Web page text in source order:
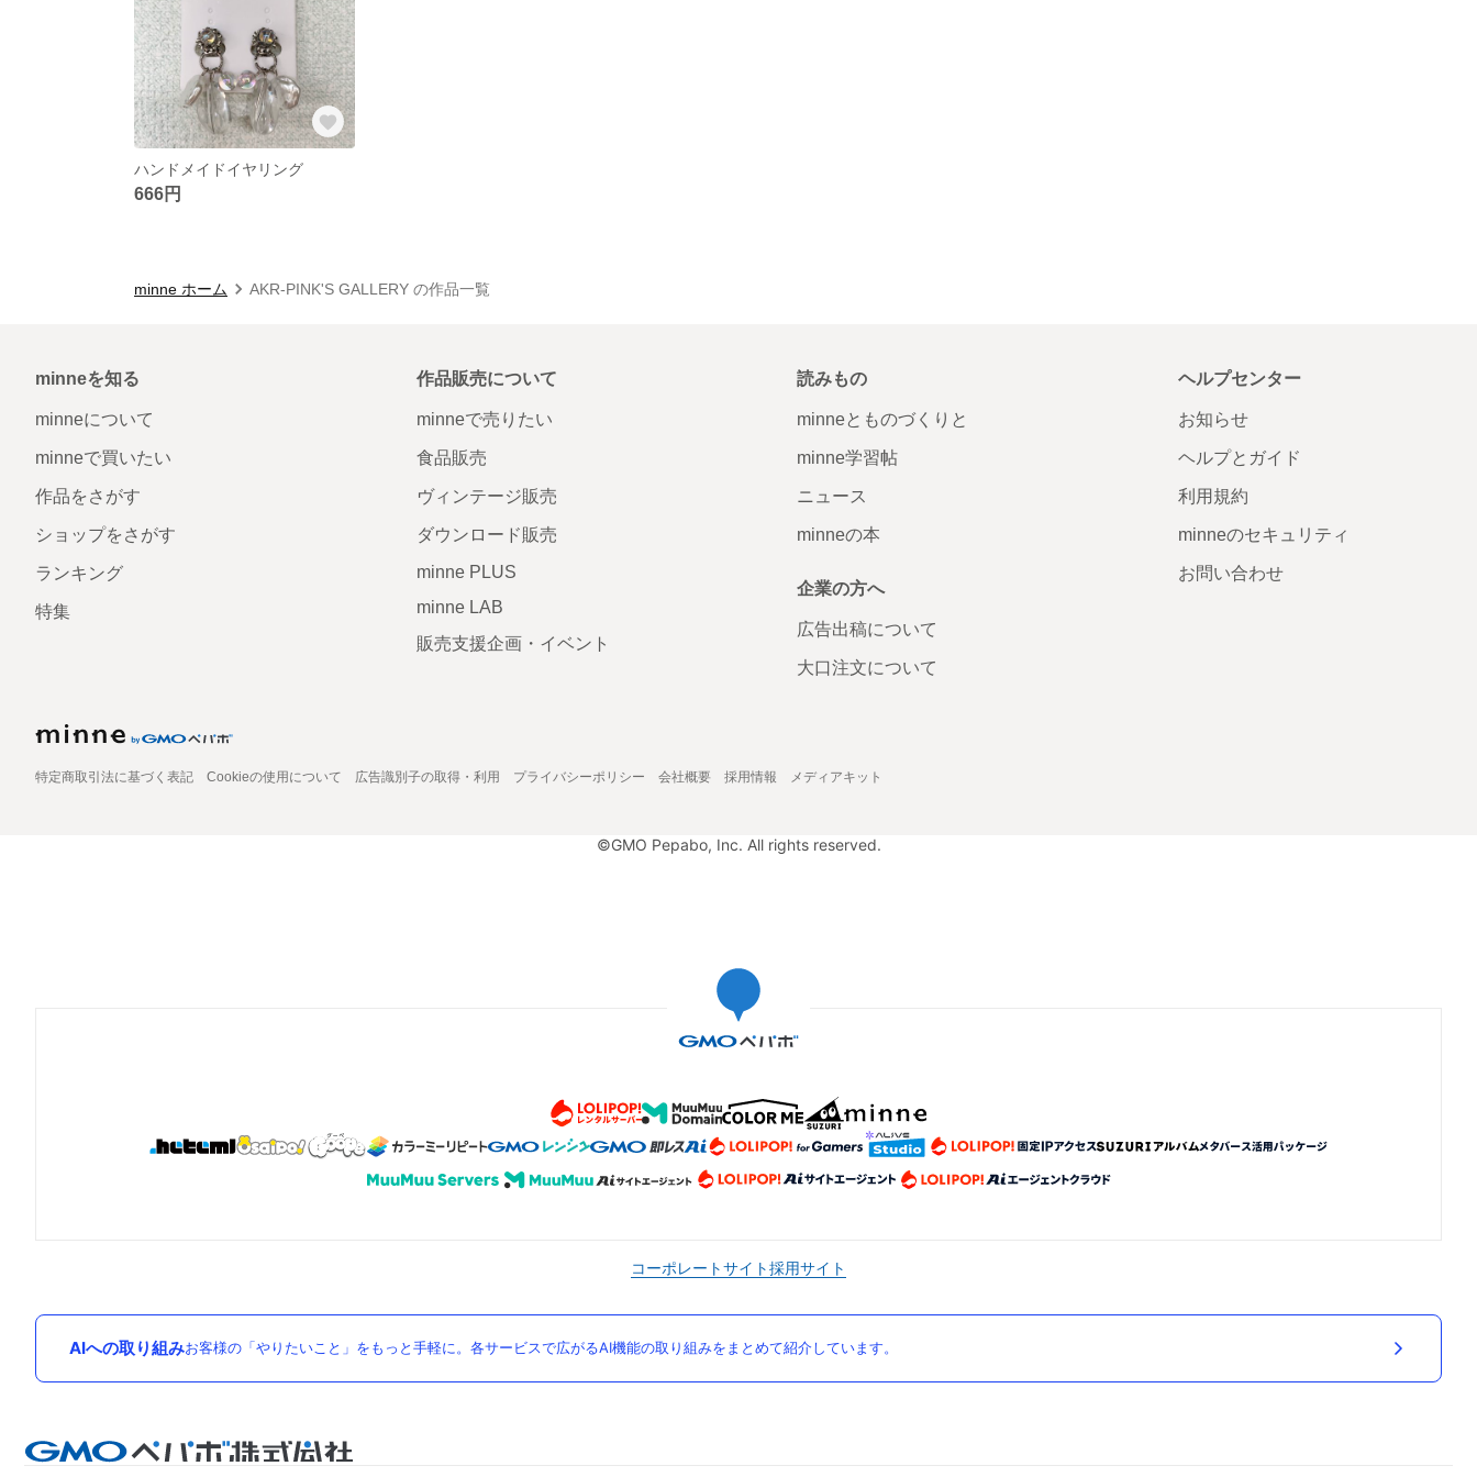
ハンドメイドイヤリング
666円
minne ホーム AKR-PINK'S GALLERY の作品一覧
minneを知る
minneについて
minneで買いたい
作品をさがす
ショップをさがす
ランキング
特集
作品販売について
minneで売りたい
食品販売
ヴィンテージ販売
ダウンロード販売
minne PLUS
minne LAB
販売支援企画・イベント
読みもの
minneとものづくりと
minne学習帖
ニュース
minneの本
企業の方へ
広告出稿について
大口注文について
ヘルプセンター
お知らせ
ヘルプとガイド
利用規約
minneのセキュリティ
お問い合わせ
特定商取引法に基づく表記 Cookieの使用について 広告識別子の取得・利用 プライバシーポリシー 会社概要 採用情報 メディアキット
©GMO Pepabo, Inc. All rights reserved.
コーポレートサイト採用サイト
AIへの取り組みお客様の「やりたいこと」をもっと手軽に。各サービスで広がるAI機能の取り組みをまとめて紹介しています。